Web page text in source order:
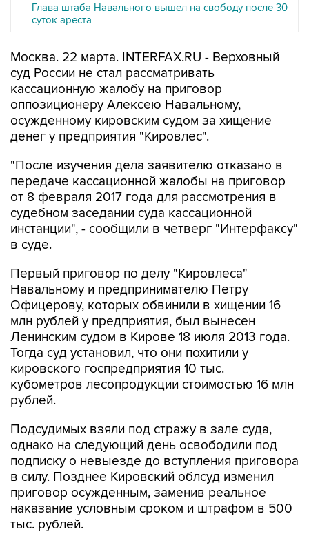
Глава штаба Навального вышел на свободу после 30
суток ареста
Москва. 22 марта. INTERFAX.RU - Верховный
суд России не стал рассматривать
кассационную жалобу на приговор
оппозиционеру Алексею Навальному,
осужденному кировским судом за хищение
денег у предприятия "Кировлес".
"После изучения дела заявителю отказано в
передаче кассационной жалобы на приговор
от 8 февраля 2017 года для рассмотрения в
судебном заседании суда кассационной
инстанции", - сообщили в четверг "Интерфаксу"
в суде.
Первый приговор по делу "Кировлеса"
Навальному и предпринимателю Петру
Офицерову, которых обвинили в хищении 16
млн рублей у предприятия, был вынесен
Ленинским судом в Кирове 18 июля 2013 года.
Тогда суд установил, что они похитили у
кировского госпредприятия 10 тыс.
кубометров лесопродукции стоимостью 16 млн
рублей.
Подсудимых взяли под стражу в зале суда,
однако на следующий день освободили под
подписку о невыезде до вступления приговора
в силу. Позднее Кировский облсуд изменил
приговор осужденным, заменив реальное
наказание условным сроком и штрафом в 500
тыс. рублей.